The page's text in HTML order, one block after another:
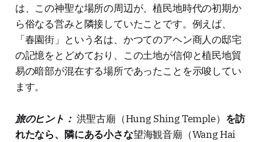
は、この神聖な場所の周辺が、植民地時代の初期か
ら俗なる営みと隣接していたことです。例えば、
「春園街」という名は、かつてのアヘン商人の邸宅
の記憶をとどめており、この土地が信仰と植民地貿
易の暗部が混在する場所であったことを示唆してい
ます。
旅のヒント： 洪聖古廟（Hung Shing Temple） を訪
れたなら、隣にある小さな望海観音廟（Wang Hai